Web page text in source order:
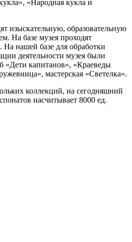
«Народная кукла и
изыскательную, образовательную
На базе музея проходят
На нашей базе для обработки
деятельности музея были
«Дети капитанов», «Краеведы
мастерская «Светелка».
коллекций, на сегодняшний
насчитывает 8000 ед.